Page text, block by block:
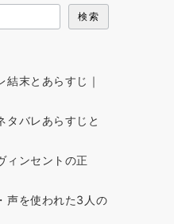
検索
末とあらすじ｜
タバレあらすじと
ィンセントの正
声を使われた3人の